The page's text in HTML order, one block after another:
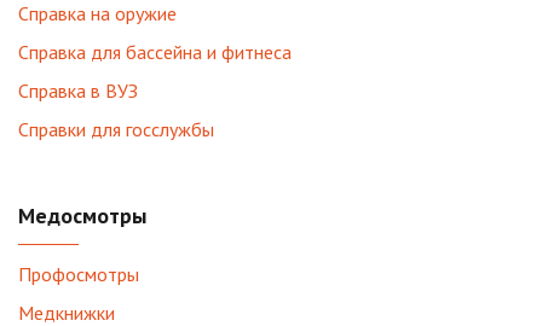
Справка на оружие
Справка для бассейна и фитнеса
Справка в ВУЗ
Справки для госслужбы
Медосмотры
Профосмотры
Медкнижки